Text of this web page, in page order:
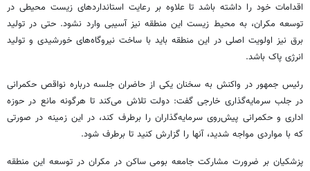
اقدامات خود را داشته باشد تا علاوه بر رعایت استانداردهای زیست محیطی در
توسعه مکران، به محیط زیست این منطقه نیز آسیبی وارد نشود. حتی در تولید
برق نیز اولویت اصلی در این منطقه باید با ساخت نیروگاه‌های خورشیدی و تولید
انرژی پاک باشد.
رئیس جمهور در واکنش به سخنان یکی از حاضران جلسه درباره نواقص حکمرانی
در جلب سرمایه‌گذاری خارجی گفت: دولت تلاش می‌کند تا هرگونه مانع در حوزه
اداری و حکمرانی پیش‌روی سرمایه‌گذاران را برطرف کند، در این زمینه در صورتی
که با مواردی مواجه شدید، آنها را گزارش کنید تا برطرف شود.
پزشکیانبر ضرورت مشارکتجامعه بومی ساکن در مکران درتوسعه این منطقه